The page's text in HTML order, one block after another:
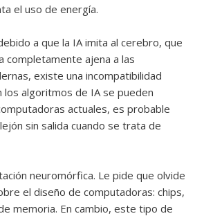
el uso de energía.
a que la IA imita al cerebro, que
completamente ajena a las
existe una incompatibilidad
los algoritmos de IA se pueden
actuales, es probable
sin salida cuando se trata de
neuromórfica. Le pide que olvide
el diseño de computadoras: chips,
memoria. En cambio, este tipo de